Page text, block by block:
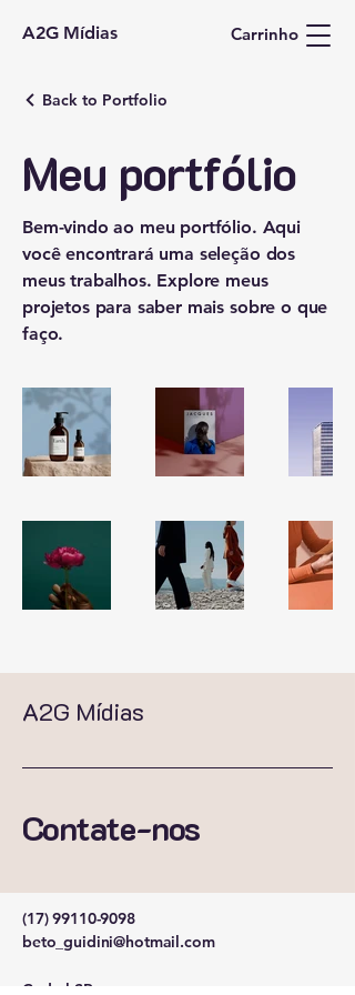
A2G Mídias Carrinho
Back to Portfolio
Meu portfólio
Bem-vindo ao meu portfólio. Aqui
você encontrará uma seleção dos
meus trabalhos. Explore meus
projetos para saber mais sobre o que
faço.
A2G Mídias
Contate-nos
(17) 99110-9098
beto_guidini@hotmail.com
Cedral-SP